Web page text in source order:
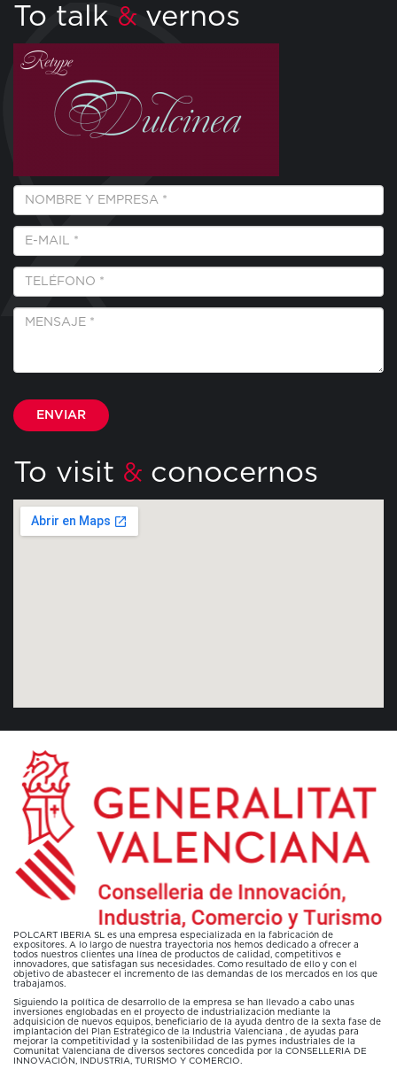
To talk & vernos
Empresa
Nombre
E-
Mail
*
Teléfono
Mensaje
To visit & conocernos
POLCART IBERIA SL es una empresa especializada en la fabricación de
expositores. A lo largo de nuestra trayectoria nos hemos dedicado a ofrecer a
todos nuestros clientes una línea de productos de calidad, competitivos e
innovadores, que satisfagan sus necesidades. Como resultado de ello y con el
objetivo de abastecer el incremento de las demandas de los mercados en los que
trabajamos.
Siguiendo la política de desarrollo de la empresa se han llevado a cabo unas
inversiones englobadas en el proyecto de industrialización mediante la
adquisición de nuevos equipos, beneficiario de la ayuda dentro de la sexta fase de
implantación del Plan Estratégico de la Industria Valenciana , de ayudas para
mejorar la competitividad y la sostenibilidad de las pymes industriales de la
Comunitat Valenciana de diversos sectores concedida por la CONSELLERIA DE
INNOVACIÓN, INDUSTRIA, TURISMO Y COMERCIO.